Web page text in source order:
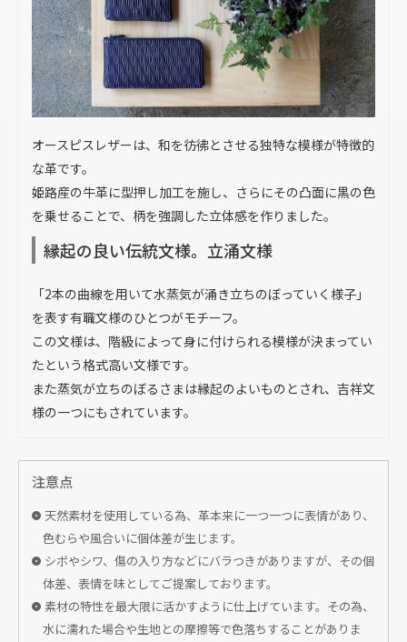
オースピスレザーは、和を彷彿とさせる独特な模様が特徴的
な革です。
姫路産の牛革に型押し加工を施し、さらにその凸面に黒の色
を乗せることで、柄を強調した立体感を作りました。
縁起の良い伝統文様。立涌文様
「2本の曲線を用いて水蒸気が涌き立ちのぼっていく様子」
を表す有職文様のひとつがモチーフ。
この文様は、階級によって身に付けられる模様が決まってい
たという格式高い文様です。
また蒸気が立ちのぼるさまは縁起のよいものとされ、吉祥文
様の一つにもされています。
注意点
天然素材を使用している為、革本来に一つ一つに表情があり、
色むらや風合いに個体差が生じます。
シボやシワ、傷の入り方などにバラつきがありますが、その個
体差、表情を味としてご提案しております。
素材の特性を最大限に活かすように仕上げています。その為、
水に濡れた場合や生地との摩擦等で色落ちすることがありま